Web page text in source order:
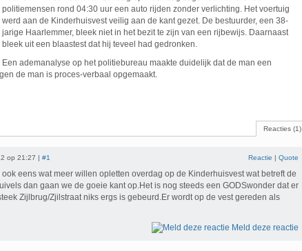
politiemensen rond 04:30 uur een auto rijden zonder verlichting. Het voertuig
werd aan de Kinderhuisvest veilig aan de kant gezet. De bestuurder, een 38-
jarige Haarlemmer, bleek niet in het bezit te zijn van een rijbewijs. Daarnaast
bleek uit een blaastest dat hij teveel had gedronken.
Een ademanalyse op het politiebureau maakte duidelijk dat de man een
de man is proces-verbaal opgemaakt.
Reacties (1)
op 21:27 | #1 Reactie | Quote
eens wat meer willen opletten overdag op de Kinderhuisvest wat betreft de
dan gaan we de goeie kant op.Het is nog steeds een GODSwonder dat er
Zijlbrug/Zjilstraat niks ergs is gebeurd.Er wordt op de vest gereden als
Meld deze reactie